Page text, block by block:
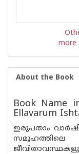
About the Book
Book Name
Ellavarum
ഇരുപതാം
സമൂഹത്തിലെ